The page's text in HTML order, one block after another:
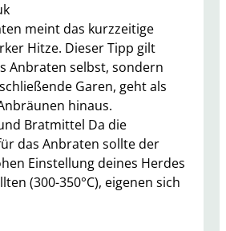
meint das kurzzeitige
Hitze. Dieser Tipp gilt
Anbraten selbst, sondern
Garen, geht als
hinaus.
Bratmittel Da die
das Anbraten sollte der
Einstellung deines Herdes
(300-350°C), eigenen sich